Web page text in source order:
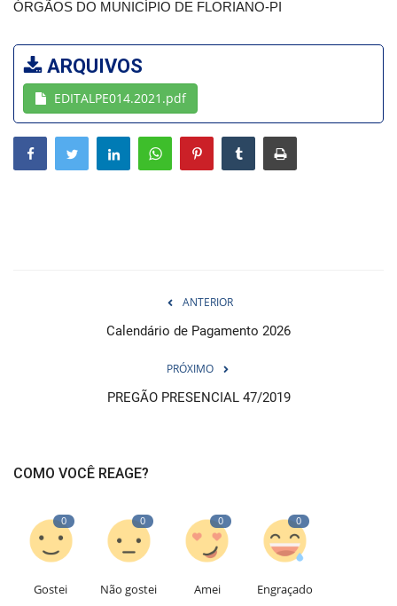
Notícias
Vídeos
Webmail
ÓRGÃOS DO MUNICÍPIO DE FLORIANO-PI
ARQUIVOS
EDITALPE014.2021.pdf
ANTERIOR
Calendário de Pagamento 2026
PRÓXIMO
PREGÃO PRESENCIAL 47/2019
COMO VOCÊ REAGE?
0
Gostei
0
Não gostei
0
Amei
0
Engraçado